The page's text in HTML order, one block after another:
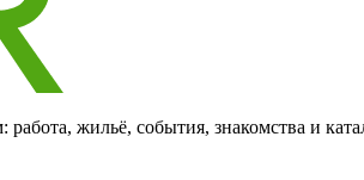
жильё, события, знакомства и